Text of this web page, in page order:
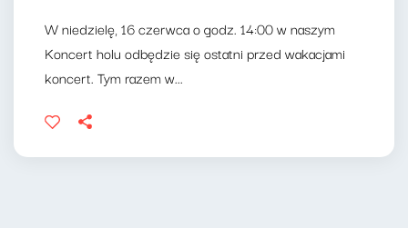
W niedzielę, 16 czerwca o godz. 14:00 w naszym
Koncert holu odbędzie się ostatni przed wakacjami
koncert. Tym razem w...